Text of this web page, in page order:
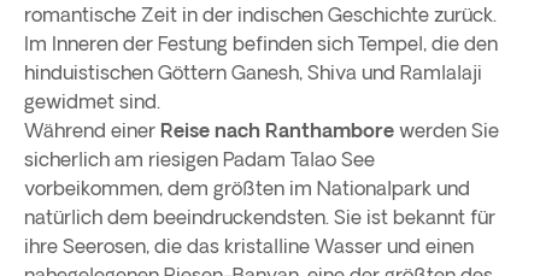
romantische Zeit in der indischen Geschichte zurück.
Im Inneren der Festung befinden sich Tempel, die den
hinduistischen Göttern Ganesh, Shiva und Ramlalaji
gewidmet sind.
Während einer Reise nach Ranthambore werden Sie
sicherlich am riesigen Padam Talao See
vorbeikommen, dem größten im Nationalpark und
natürlich dem beeindruckendsten. Sie ist bekannt für
ihre Seerosen, die das kristalline Wasser und einen